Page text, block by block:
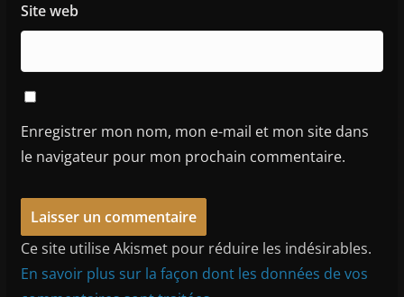
Site web
Enregistrer mon nom, mon e-mail et mon site dans
le navigateur pour mon prochain commentaire.
Ce site utilise Akismet pour réduire les indésirables.
En savoir plus sur la façon dont les données de vos